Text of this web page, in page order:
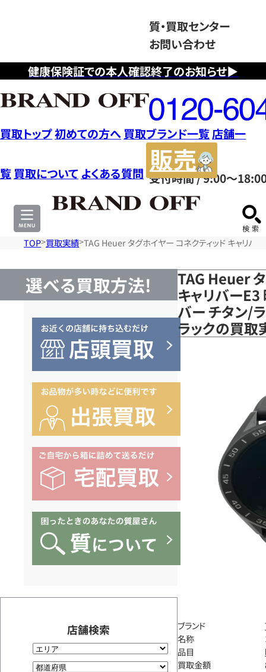
健康保険証での本人確認終了のお知らせ▶
質・買取センター
お問い合わせ
フ
リ
ー
ダ
イ
ヤ
ル
0120604117
受付時間 / 9:00～
買取トップ初めての方へ 買取ブランド一覧店舗一
覧 買取について よくある質問
サ
TOP 買取実績 TAG Heuer タグホイヤー コネクティッド キャリバ
選べる買取方法!
店舗検索
TAG Heuer
キャリバーE3
バー チタン/
ラックの買取
ブランド
名称
品目
買取金額